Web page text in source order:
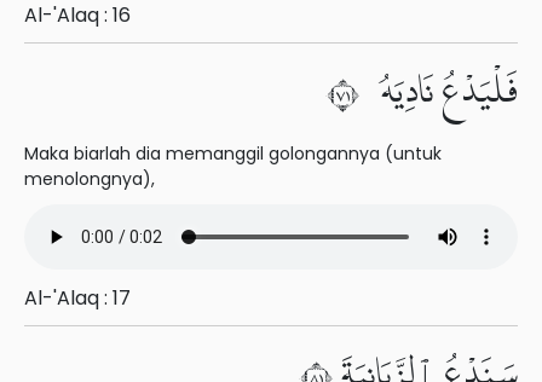
Al-'Alaq : 16
فَلْيَدْعُ نَادِيَهُۥ ١٧
Maka biarlah dia memanggil golongannya (untuk
menolongnya),
Al-'Alaq : 17